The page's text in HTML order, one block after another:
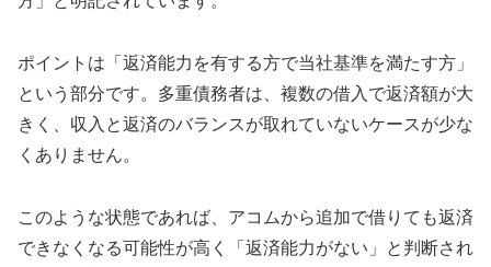
ポイントは「返済能力を有する方で当社基準を満たす方」
という部分です。多重債務者は、複数の借入で返済額が大
きく、収入と返済のバランスが取れていないケースが少な
くありません。
このような状態であれば、アコムから追加で借りても返済
できなくなる可能性が高く「返済能力がない」と判断され